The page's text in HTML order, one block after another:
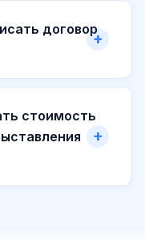
договор
стоимость